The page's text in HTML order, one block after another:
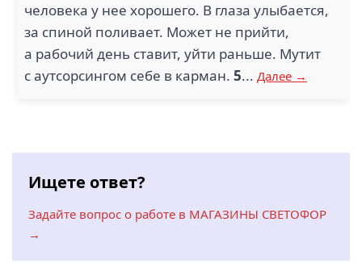
человека у нее хорошего. В глаза улыбается,
за спиной поливает. Может не прийти,
а рабочий день ставит, уйти раньше. Мутит
с аутсорсингом себе в карман. 5... Далее →
Ищете ответ?
Задайте вопрос о работе в МАГАЗИНЫ СВЕТОФОР
→